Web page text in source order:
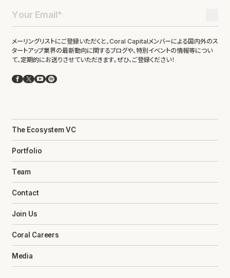
メーリングリストにご登録いただくと、Coral Capitalメンバーによる国内外のス
タートアップ業界の最新動向に関するブログや、特別イベントの情報等につい
て、定期的にお送りさせていただきます。ぜひ、ご登録ください！
Facebook
X YouTube
Spotify
The Ecosystem VC
Portfolio
Team
Contact
Join Us
Coral Careers
Media